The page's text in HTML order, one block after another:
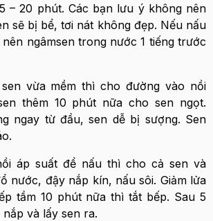
– 20 phút. Các bạn lưu ý không nên
sẽ bị bể, tơi nát không đẹp. Nếu nấu
ngâmsen trong nước 1 tiếng trước
vừa mềm thì cho đường vào nồi
thêm 10 phút nữa cho sen ngọt.
ngay từ đầu, sen dễ bị sượng. Sen
áp suất để nấu thì cho cả sen và
nước, đậy nắp kín, nấu sôi. Giảm lửa
tầm 10 phút nữa thì tắt bếp. Sau 5
và lấy sen ra.